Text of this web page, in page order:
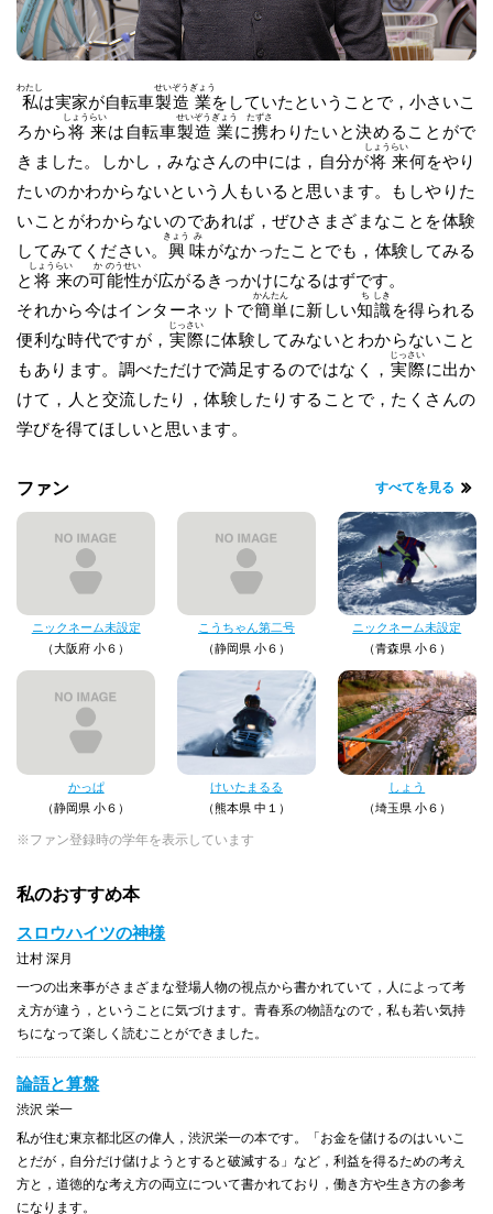
私
わたし
は実家が自転車製
せい
造
ぞう
業
ぎょう
をしていたということで，小さいこ
ろから将
しょう
来
らい
は自転車製
せい
造
ぞう
業
ぎょう
に携
たずさ
わりたいと決めることがで
きました。しかし，みなさんの中には，自分が将
しょう
来
らい
何をやり
たいのかわからないという人もいると思います。もしやりた
いことがわからないのであれば，ぜひさまざまなことを体験
してみてください。 興
きょう
味
み
がなかったことでも，体験してみる
と 将
しょう
来
らい
の可
か
能
のう
性
せい
が広がるきっかけになるはずです。
それから今はインターネットで簡
かん
単
たん
に新しい知
ち
識
しき
を得られる
便利な時代ですが， 実
じっ
際
さい
に体験してみないとわからないこと
もあります。調べただけで満足するのではなく， 実
じっ
際
さい
に出か
けて，人と交流したり，体験したりすることで，たくさんの
学びを得てほしいと思います。
ファン すべてを見る
ニックネーム未設定
（大阪府 小６）
こうちゃん第二号
（静岡県 小６）
ニックネーム未設定
（青森県 小６）
かっぱ
（静岡県 小６）
けいたまるる
（熊本県 中１）
しょう
（埼玉県 小６）
※ファン登録時の学年を表示しています
私のおすすめ本
スロウハイツの神様
辻村 深月
一つの出来事がさまざまな登場人物の視点から書かれていて，人によって考
え方が違う，ということに気づけます。青春系の物語なので，私も若い気持
ちになって楽しく読むことができました。
論語と算盤
渋沢 栄一
私が住む東京都北区の偉人，渋沢栄一の本です。「お金を儲けるのはいいこ
とだが，自分だけ儲けようとすると破滅する」など，利益を得るための考え
方と，道徳的な考え方の両立について書かれており，働き方や生き方の参考
になります。